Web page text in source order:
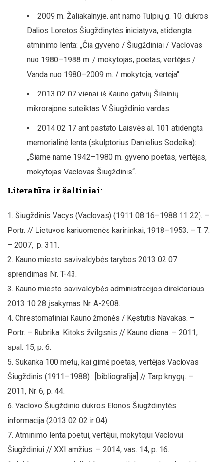
2009 m. Žaliakalnyje, ant namo Tulpių g. 10, dukros
Dalios Loretos Šiugždinytės iniciatyva, atidengta
atminimo lenta: „Čia gyveno / Šiugždiniai / Vaclovas
nuo 1980–1988 m. / mokytojas, poetas, vertėjas /
Vanda nuo 1980–2009 m. / mokytoja, vertėja“.
2013 02 07 vienai iš Kauno gatvių Šilainių
mikrorajone suteiktas V. Šiugždinio vardas.
2014 02 17 ant pastato Laisvės al. 101 atidengta
memorialinė lenta (skulptorius Danielius Sodeika):
„Šiame name 1942–1980 m. gyveno poetas, vertėjas,
mokytojas Vaclovas Šiugždinis“.
Literatūra ir šaltiniai:
Šiugždinis Vacys (Vaclovas) (1911 08 16–1988 11 22). –
Portr. // Lietuvos kariuomenės karininkai, 1918–1953. – T. 7.
– 2007, p. 311.
Kauno miesto savivaldybės tarybos 2013 02 07
sprendimas Nr. T-43.
Kauno miesto savivaldybės administracijos direktoriaus
2013 10 28 įsakymas Nr. A-2908.
Chrestomatiniai Kauno žmonės / Kęstutis Navakas. –
Portr. – Rubrika: Kitoks žvilgsnis // Kauno diena. – 2011,
spal. 15, p. 6.
Sukanka 100 metų, kai gimė poetas, vertėjas Vaclovas
Šiugždinis (1911–1988) : [bibliografija] // Tarp knygų. –
2011, Nr. 6, p. 44.
Vaclovo Šiugždinio dukros Elonos Šiugždinytės
informacija (2013 02 02 ir 04).
Atminimo lenta poetui, vertėjui, mokytojui Vaclovui
Šiugždiniui // XXI amžius. – 2014, vas. 14, p. 16.